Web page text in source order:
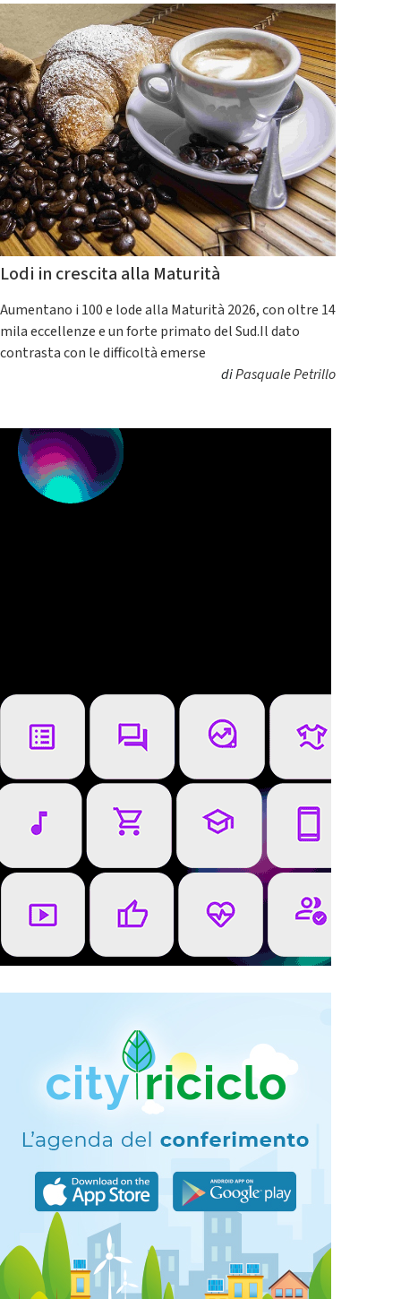
Lodi in crescita alla Maturità
Aumentano i 100 e lode alla Maturità 2026, con oltre 14
mila eccellenze e un forte primato del Sud.Il dato
contrasta con le difficoltà emerse
diPasquale Petrillo